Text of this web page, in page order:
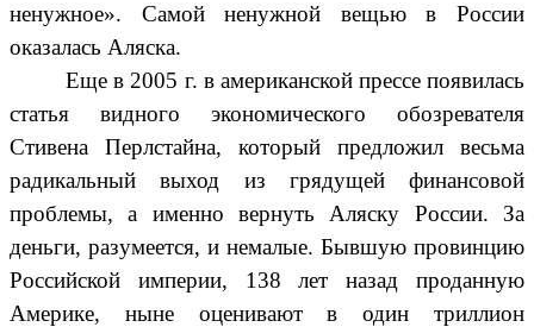
ненужное». Самой ненужной вещью в России
оказалась Аляска.
Еще в 2005 г. в американской прессе появилась
статья видного экономического обозревателя
Стивена Перлстайна, который предложил весьма
радикальный выход из грядущей финансовой
проблемы, а именно вернуть Аляску России. За
деньги, разумеется, и немалые. Бывшую провинцию
Российской империи, 138 лет назад проданную
Америке, ныне оценивают в один триллион